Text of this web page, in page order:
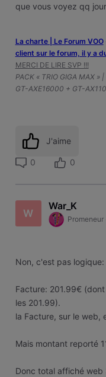
que vous voyez qq
La charte | Le Forum VOO
client sur le forum, il y a
MERCI DE LIRE SVP !!!
PACK « TRIO GIGA MAX
GT-AXE16000 + GT-
J'aime
0 0
W
War_K
Promeneur
Non, c'est pas logique:
Facture: 201.99€
les 201.99).
la Facture, sur le web,
Mais montant reporté
Donc total affiché web